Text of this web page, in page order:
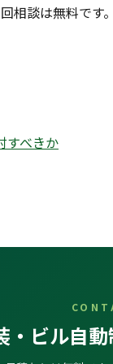
相談は無料です。
すべきか
・ビル自